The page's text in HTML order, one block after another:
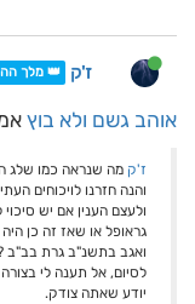
ז'ק 👑 מלך
אוהב גשם ולא בוץ
ז'ק מה שנראה כמו שלג
והנה חזרנו לויכוחים
גראופל או שאז זה כן
ואגב בתשנ"ב גרת בב"ב
לסיום, אל תענה לי
יודע שאתה צודק.